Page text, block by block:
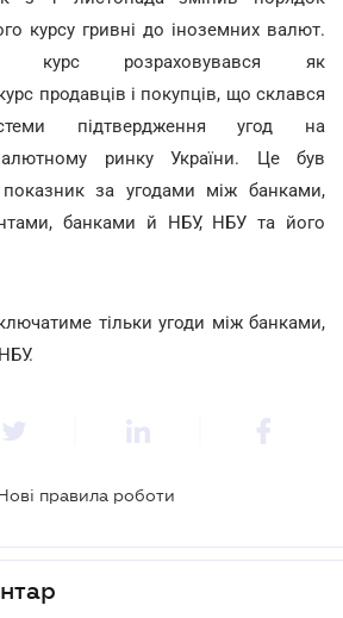
курсу гривні до іноземних валют.
курс розраховувався як
продавців і покупців, що склався
підтвердження угод на
ринку України. Це був
за угодами між банками,
банками й НБУ, НБУ та його
тільки угоди між банками,
правила роботи